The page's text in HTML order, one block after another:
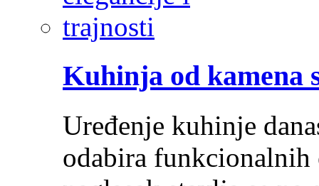
Kuhinja od kamena
Uređenje kuhinje
odabira funkcionalnih